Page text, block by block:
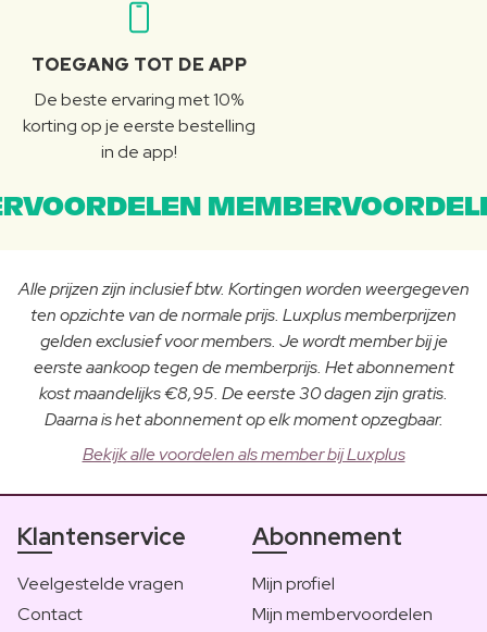
TOEGANG TOT DE APP
De beste ervaring met 10%
korting op je eerste bestelling
in de app!
Alle prijzen zijn inclusief btw. Kortingen worden weergegeven
ten opzichte van de normale prijs. Luxplus memberprijzen
gelden exclusief voor members. Je wordt member bij je
eerste aankoop tegen de memberprijs. Het abonnement
kost maandelijks €8,95. De eerste 30 dagen zijn gratis.
Daarna is het abonnement op elk moment opzegbaar.
Bekijk alle voordelen als member bij Luxplus
Klantenservice
Veelgestelde vragen
Contact
Abonnement
Mijn profiel
Mijn membervoordelen